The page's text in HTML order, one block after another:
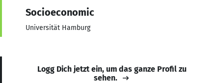
Socioeconomic
Universität Hamburg
Logg Dich jetzt ein, um das ganze Profil zu
sehen.